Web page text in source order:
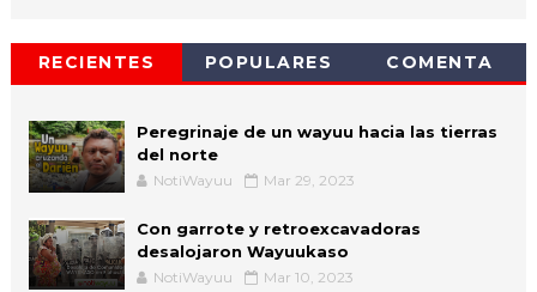
RECIENTES POPULARES COMENTA
Peregrinaje de un wayuu hacia las tierras
del norte
NotiWayuu Mar 29, 2023
Con garrote y retroexcavadoras
desalojaron Wayuukaso
NotiWayuu Mar 10, 2023